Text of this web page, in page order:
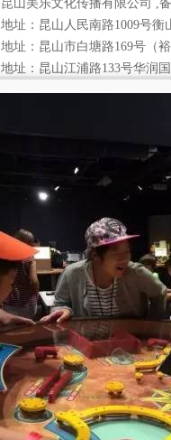
昆山美乐文化传播有限公司 ,
地址：昆山人民南路1009号衡
地址：昆山市白塘路169号（
地址：昆山江浦路133号华润
昆山鼎联网络科技有限公司